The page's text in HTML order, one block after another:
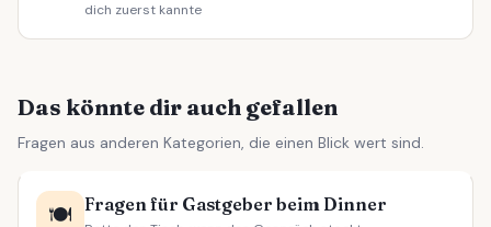
dich zuerst kannte
Das könnte dir auch gefallen
Fragen aus anderen Kategorien, die einen Blick wert sind.
🍽️ Fragen für Gastgeber beim Dinner